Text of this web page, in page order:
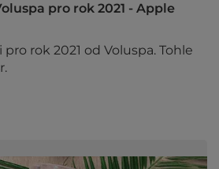
pro rok 2021 - Apple
rok 2021 od Voluspa. Tohle